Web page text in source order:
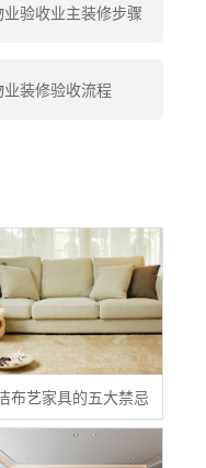
验收业主装修步骤
装修验收流程
布艺家具的五大禁忌